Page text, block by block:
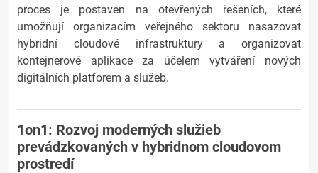
proces je postaven na otevřených řešeních, které
umožňují organizacím veřejného sektoru nasazovat
hybridní cloudové infrastruktury a organizovat
kontejnerové aplikace za účelem vytváření nových
digitálních platforem a služeb.
1on1: Rozvoj moderných služieb
prevádzkovaných v hybridnom cloudovom
prostredí